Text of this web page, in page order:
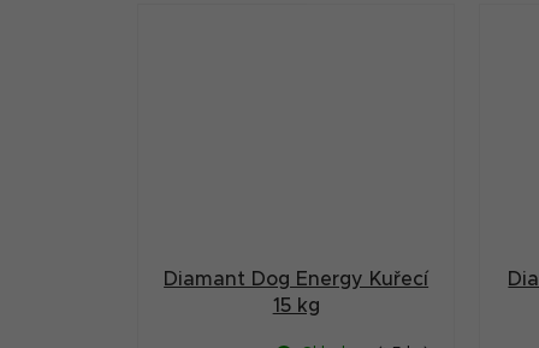
Diamant Dog Energy Kuřecí
15 kg